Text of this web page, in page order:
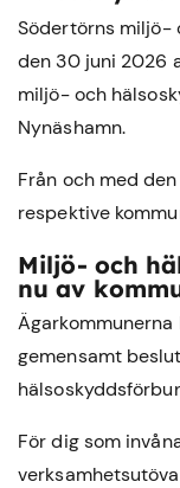
Södertörns miljö-
den 30 juni 2026
miljö- och
Nynäshamn.
Från och med
respektive
Miljö- och
nu av
Ägarkommunerna
gemensamt
För dig som